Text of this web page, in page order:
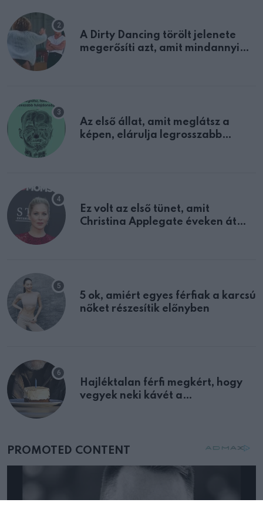
A Dirty Dancing törölt jelenete
megerősíti azt, amit mindannyian
Az első állat, amit meglátsz a
képen, elárulja legrosszabb
Ez volt az első tünet, amit
Christina Applegate éveken át
5 ok, amiért egyes férfiak a karcsú
nőket részesítik előnyben
Hajléktalan férfi megkért, hogy
vegyek neki kávét a